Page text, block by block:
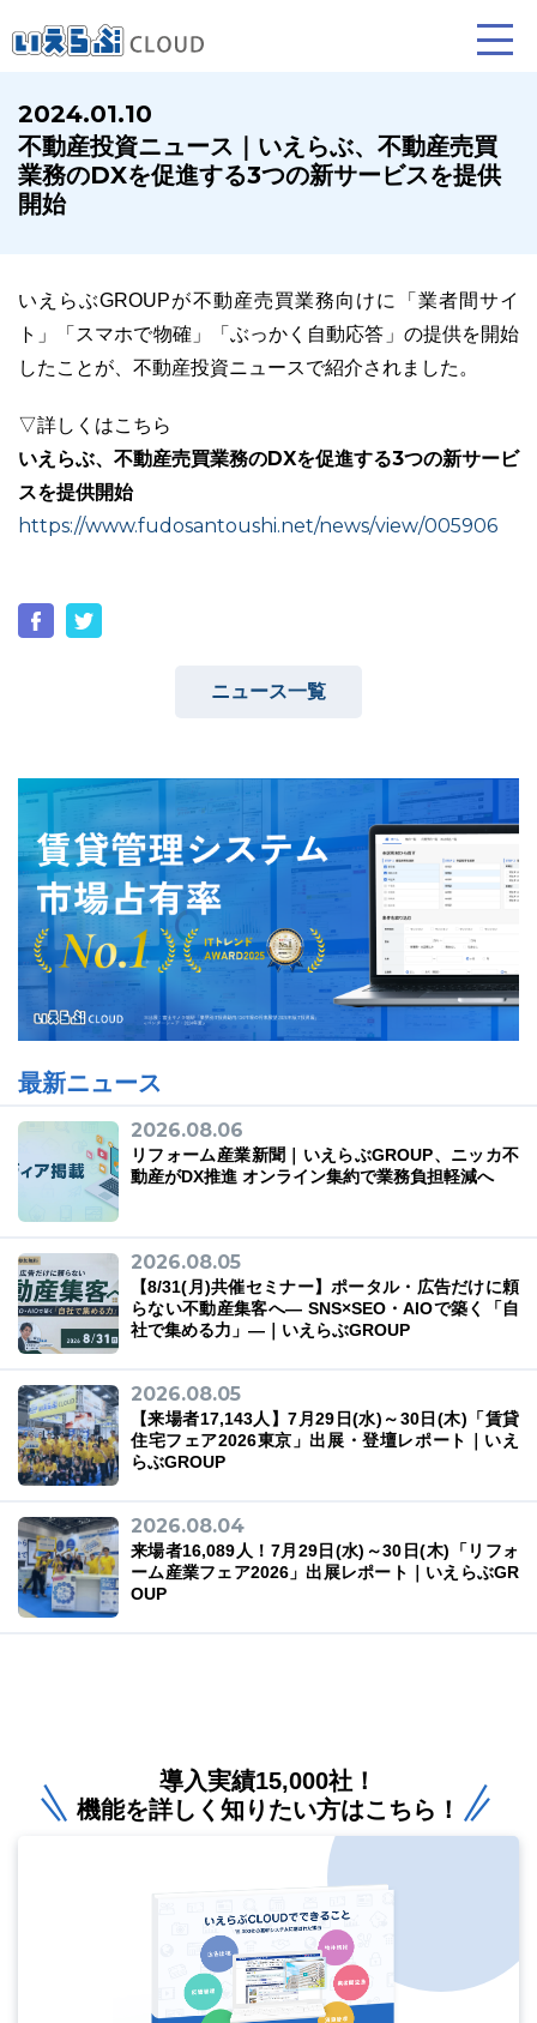
賃貸仲介
業務向け機能
売買仲介 賃貸管理
ホームページ制作について プラン紹介･制作の流れ
ニュース一覧 お役立ちブログ 資料ダウンロード
サービス一覧 プラン
2024.01.10
不動産投資ニュース｜いえらぶ、不動産売買
業務のDXを促進する3つの新サービスを提供
開始
いえらぶGROUPが不動産売買業務向けに「業者間サイ
ト」「スマホで物確」「ぶっかく自動応答」の提供を開始
したことが、不動産投資ニュースで紹介されました。
▽詳しくはこちら
いえらぶ、不動産売買業務のDXを促進する3つの新サービ
スを提供開始
https://www.fudosantoushi.net/news/view/005906
ニュース一覧
最新ニュース
2026.08.06
リフォーム産業新聞｜いえらぶGROUP、ニッカ不
動産がDX推進 オンライン集約で業務負担軽減へ
2026.08.05
【8/31(月)共催セミナー】ポータル・広告だけに頼
らない不動産集客へ― SNS×SEO・AIOで築く「自
社で集める力」―｜いえらぶGROUP
2026.08.05
【来場者17,143人】7月29日(水)～30日(木)「賃貸
住宅フェア2026東京」出展・登壇レポート｜いえ
らぶGROUP
2026.08.04
来場者16,089人！7月29日(水)～30日(木)「リフォ
ーム産業フェア2026」出展レポート｜いえらぶGR
OUP
導入実績15,000社！
機能を詳しく知りたい方はこちら！